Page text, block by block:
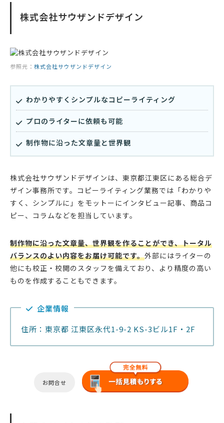
株式会社サウザンドデザイン
参照元： 株式会社サウザンドデザイン
わかりやすくシンプルなコピーライティング
プロのライターに依頼も可能
制作物に沿った文章量と世界観
株式会社サウザンドデザインは、東京都江東区にある総合デ
ザイン事務所です。コピーライティング業務では「わかりや
すく、シンプルに」をモットーにインタビュー記事、商品コ
ピー、コラムなどを担当しています。
制作物に沿った文章量、世界観を作ることができ、トータル
バランスのよい内容をお届け可能です。外部にはライターの
他にも校正・校閲のスタッフを備えており、より精度の高い
ものを作成することもできます。
企業情報
住所：東京都 江東区永代1-9-2 KS-3ビル1F・2F
お問合せ